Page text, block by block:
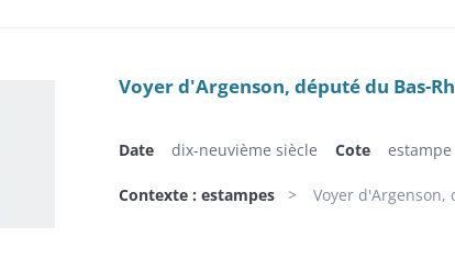
Voyer d'Argenson, député du Bas-
Date dix-neuvième siècle Cote estampe
Contexte : estampes Voyer d'Argenson,